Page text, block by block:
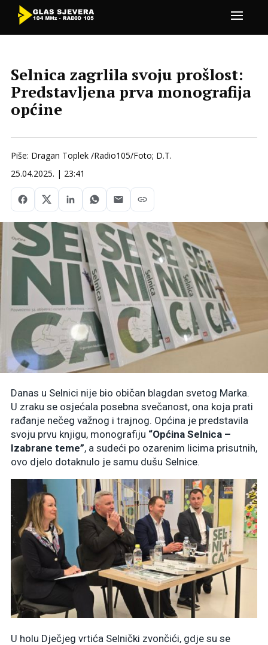
Selnica zagrlila svoju prošlost:
Predstavljena prva monografija
općine
Piše: Dragan Toplek /Radio105/Foto; D.T.
25.04.2025. | 23:41
Danas u Selnici nije bio običan blagdan svetog Marka.
U zraku se osjećala posebna svečanost, ona koja prati
rađanje nečeg važnog i trajnog. Općina je predstavila
svoju prvu knjigu, monografiju “Općina Selnica –
Izabrane teme”, a sudeći po ozarenim licima prisutnih,
ovo djelo dotaknulo je samu dušu Selnice.
U holu Dječjeg vrtića Selnički zvončići, gdje su se